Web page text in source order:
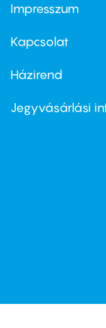
Footer
first
Impresszum
Kapcsolat
Footer
second
Házirend
Jegyvásárlási